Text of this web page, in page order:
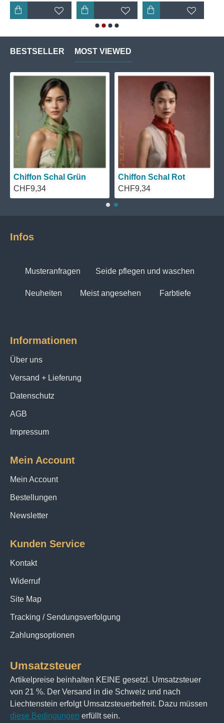
BESTSELLER MOST VIEWED
Chiffon Schal Grün
CHF9,34
Chiffon Schal Rot
CHF9,34
Infos
Musteranfragen Seide pflegen und waschen
Neuheiten Meist angesehen Farbtiefe
Informationen
Über uns
Versand + Lieferung
Datenschutz
AGB
Impressum
Mein Account
Mein Account
Bestellungen
Newsletter
Kunden Service
Kontakt
Widerruf
Site Map
Tracking / Sendungsverfolgung
Zahlungsoptionen
Umsatzsteuer
Artikelpreise beinhalten KEINE gesetzl. Umsatzsteuer
von 21 %. Der Versand in die Schweiz und nach
Liechtenstein erfolgt Umsatzsteuerbefreit. Dazu müssen
diese Bedingungen erfüllt sein.